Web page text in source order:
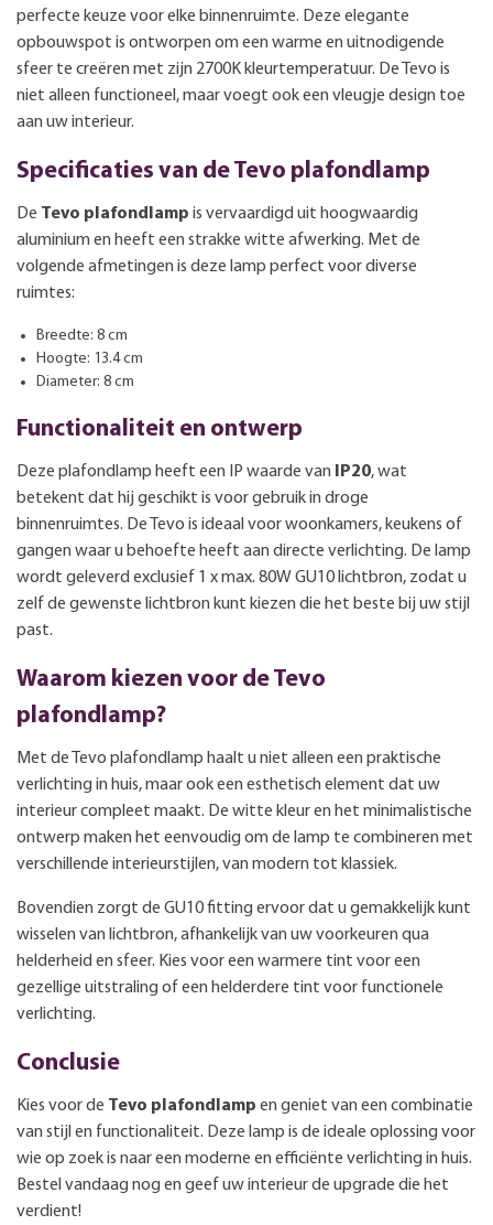
perfecte keuze voor elke binnenruimte. Deze elegante
opbouwspot is ontworpen om een warme en uitnodigende
sfeer te creëren met zijn 2700K kleurtemperatuur. De Tevo is
niet alleen functioneel, maar voegt ook een vleugje design toe
aan uw interieur.
Specificaties van de Tevo plafondlamp
De Tevo plafondlamp is vervaardigd uit hoogwaardig
aluminium en heeft een strakke witte afwerking. Met de
volgende afmetingen is deze lamp perfect voor diverse
ruimtes:
Breedte: 8 cm
Hoogte: 13.4 cm
Diameter: 8 cm
Functionaliteit en ontwerp
Deze plafondlamp heeft een IP waarde van IP20, wat
betekent dat hij geschikt is voor gebruik in droge
binnenruimtes. De Tevo is ideaal voor woonkamers, keukens of
gangen waar u behoefte heeft aan directe verlichting. De lamp
wordt geleverd exclusief 1 x max. 80W GU10 lichtbron, zodat u
zelf de gewenste lichtbron kunt kiezen die het beste bij uw stijl
past.
Waarom kiezen voor de Tevo
plafondlamp?
Met de Tevo plafondlamp haalt u niet alleen een praktische
verlichting in huis, maar ook een esthetisch element dat uw
interieur compleet maakt. De witte kleur en het minimalistische
ontwerp maken het eenvoudig om de lamp te combineren met
verschillende interieurstijlen, van modern tot klassiek.
Bovendien zorgt de GU10 fitting ervoor dat u gemakkelijk kunt
wisselen van lichtbron, afhankelijk van uw voorkeuren qua
helderheid en sfeer. Kies voor een warmere tint voor een
gezellige uitstraling of een helderdere tint voor functionele
verlichting.
Conclusie
Kies voor de Tevo plafondlamp en geniet van een combinatie
van stijl en functionaliteit. Deze lamp is de ideale oplossing voor
wie op zoek is naar een moderne en efficiënte verlichting in huis.
Bestel vandaag nog en geef uw interieur de upgrade die het
verdient!